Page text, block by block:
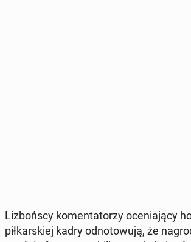
Li­zboń­scy ko­men­ta­to­rzy oce­nia­ją­cy
pił­kar­skiej kadry od­no­to­wu­ją, że